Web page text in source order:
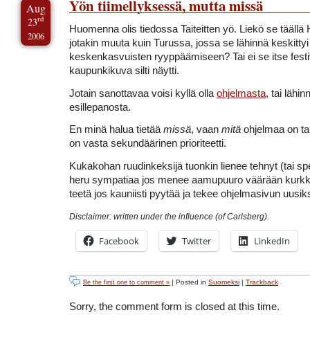
Aug
23rd
2006
Yön tiimellyksessä, mutta missä
Huomenna olis tiedossa Taiteitten yö. Liekö se täällä
jotakin muuta kuin Turussa, jossa se lähinnä keskittyi
keskenkasvuisten ryyppäämiseen? Tai ei se itse
kaupunkikuva silti näytti.
Jotain sanottavaa voisi kyllä olla ohjelmasta, tai
esillepanosta.
En minä halua tietäämissä, vaan mitä ohjelmaa on
on vasta sekundäärinen prioriteetti.
Kukakohan ruudinkeksijä tuonkin lienee tehnyt (tai
heru sympatiaa jos menee aamupuuro väärään
teetä jos kauniisti pyytää ja tekee ohjelmasivun
Disclaimer: written under the influence (of Carlsberg).
Facebook Twitter LinkedIn
Be the first one to comment » | Posted in Suomeksi | Trackback
Sorry, the comment form is closed at this time.